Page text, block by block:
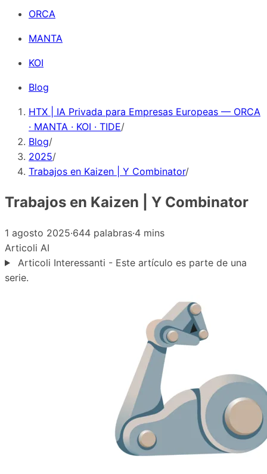
ORCA
MANTA
KOI
Blog
HTX | IA Privada para Empresas Europeas — ORCA
· MANTA · KOI · TIDE/
Blog/
2025/
Trabajos en Kaizen | Y Combinator/
Trabajos en Kaizen | Y Combinator
1 agosto 2025·644 palabras·4 mins
Articoli AI
Articoli Interessanti - Este artículo es parte de una
serie.